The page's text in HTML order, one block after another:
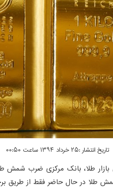
بازار طلا، بانک مرکزی ضرب شمش
طلا در حال حاضر فقط از طریق